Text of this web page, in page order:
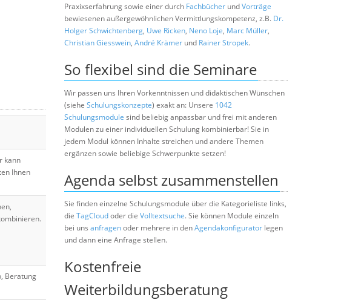
kann
Ihnen
Beratung
Praxixserfahrung sowie einer durch Fachbücher undVorträge
bewiesenen außergewöhnlichen Vermittlungskompetenz, z.B. Dr.
Holger Schwichtenberg, Uwe Ricken, Neno Loje, Marc Müller,
Christian Giesswein, André Krämer und Rainer Stropek.
So flexibel sind die Seminare
Wir passen uns Ihren Vorkenntnissen und didaktischen Wünschen
(siehe Schulungskonzepte) exakt an: Unsere 1042
Schulungsmodule sind beliebig anpassbar und frei mit anderen
Modulen zu einer individuellen Schulung kombinierbar! Sie in
jedem Modul können Inhalte streichen und andere Themen
ergänzen sowie beliebige Schwerpunkte setzen!
Agenda selbst zusammenstellen
Sie finden einzelne Schulungsmodule über die Kategorieliste links,
die TagCloudoder die Volltextsuche. Sie können Module einzeln
bei uns anfragenoder mehrere in denAgendakonfigurator legen
und dann eine Anfrage stellen.
Kostenfreie
Weiterbildungsberatung